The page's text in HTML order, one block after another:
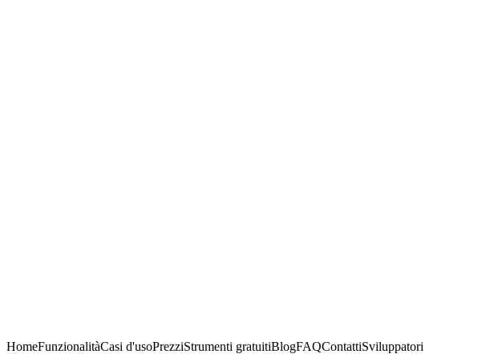
HomeFunzionalitàCasi d'usoPrezziStrumenti gratuitiBlogFAQContattiSviluppatori